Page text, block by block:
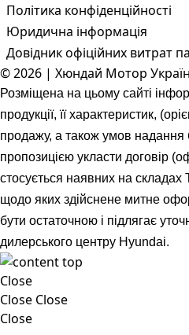
Політика конфіденційності
Юридична інформація
Довідник офіційних витрат
© 2026 | Хюндай Мотор
Розміщена на цьому сайті
продукції, її характеристик,
продажу, а також умов надання
пропозицією укласти договір
стосується наявних на складах
щодо яких здійснене митне
бути остаточною і підлягає
дилерського центру Hyundai.
Close
Close Close
Close